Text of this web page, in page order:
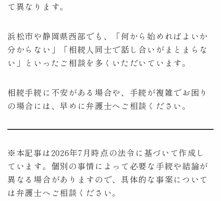
て異なります。
浜松市や静岡県西部でも、「何から始めればよいか
分からない」「相続人同士で話し合いがまとまらな
い」といったご相談を多くいただいています。
相続手続に不安がある場合や、手続が複雑でお困り
の場合には、早めに弁護士へご相談ください。
※本記事は2026年7月時点の法令に基づいて作成し
ています。個別の事情によって必要な手続や結論が
異なる場合がありますので、具体的な事案について
は弁護士へご相談ください。